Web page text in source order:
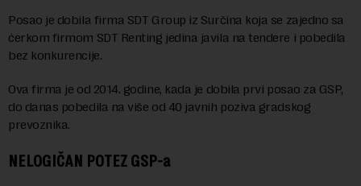
Posao je dobila firma SDT Group iz Surčina koja se zajedno sa
ćerkom firmom SDT Renting jedina javila na tendere i pobedila
bez konkurencije.
Ova firma je od 2014. godine, kada je dobila prvi posao za GSP,
do danas pobedila na više od 40 javnih poziva gradskog
prevoznika.
NELOGIČAN POTEZ GSP-a